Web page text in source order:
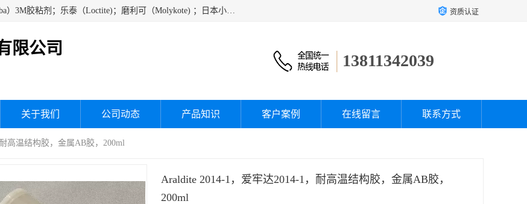
经销美国道康宁（DOW CORNING）硅胶；通用/东芝（GE/Toshiba）3M胶粘剂；乐泰（Loctite)；磨利可（Molykote) ；日本小西（KONISHI）硅胶；施敏打硬,硅胶；信越 产品；关东化成防潮披腹胶 ；三键；索尼；韩国Diabond，等各种电子电机电器进口硅胶产品、硅脂、硅油，经销美国道康宁（DOW CORNING）硅胶等 资质认证
限公司
13811342039
关于我们 公司动态 产品知识 客户案例 在线留言 联系方式
高温结构胶，金属AB胶，200ml
Araldite 2014-1，爱牢达2014-1，耐高温结构胶，金属AB胶，
200ml